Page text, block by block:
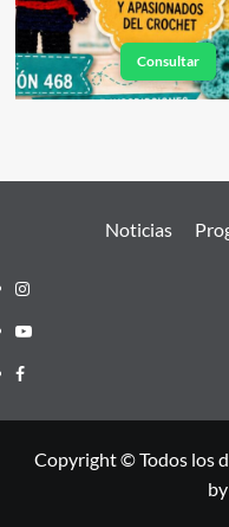
Noticias
Instagram
Youtube
Facebook
Copyright © Todos los